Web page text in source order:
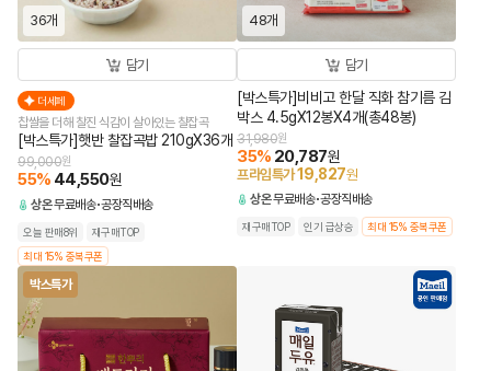
36개
담기
더세페
찹쌀을 더해 찰진 식감이 살아있는 찰잡곡
[박스특가]햇반 찰잡곡밥 210gX36개
99,000원
55% 44,550원
상온무료배송 공장직배송
오늘 판매8위
재구매TOP
최대 15% 중복쿠폰
48개
담기
[박스특가]비비고 한달 직화 참기름 김
박스 4.5gX12봉X4개(총48봉)
31,980원
35% 20,787원
프라임특가19,827원
상온무료배송 공장직배송
재구매TOP 인기 급상승 최대 15% 중복쿠폰
박스특가